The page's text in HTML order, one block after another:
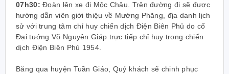
07h30: Đoàn lên xe đi Mộc Châu. Trên đường đi sẽ được
hướng dẫn viên giới thiệu về Mường Phăng, địa danh lịch
sử với trung tâm chỉ huy chiến dịch Điện Biên Phủ do cố
Đại tướng Võ Nguyên Giáp trực tiếp chỉ huy trong chiến
dịch Điện Biên Phủ 1954.
Băng qua huyện Tuần Giáo, Quý khách sẽ chinh phục